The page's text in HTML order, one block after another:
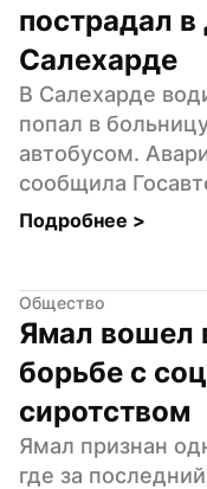
пострадал
Салехарде
В Салехарде
попал в
автобусом.
сообщила
Подробнее >
Общество
Ямал вошел
борьбе с
сиротством
Ямал признан
где за